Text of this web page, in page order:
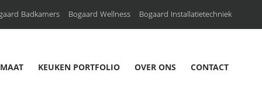
Badkamers Bogaard Wellness Bogaard Installatietechniek
KEUKEN PORTFOLIO OVER ONS CONTACT